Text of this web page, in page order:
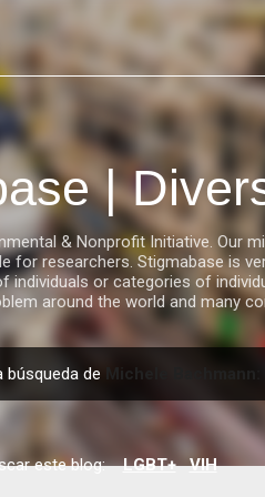
|
& Nonprofit Initiative. Our
for researchers. Stigmabase is
individuals or categories of
around the world and many
de
este blog: LGBT+ VIH